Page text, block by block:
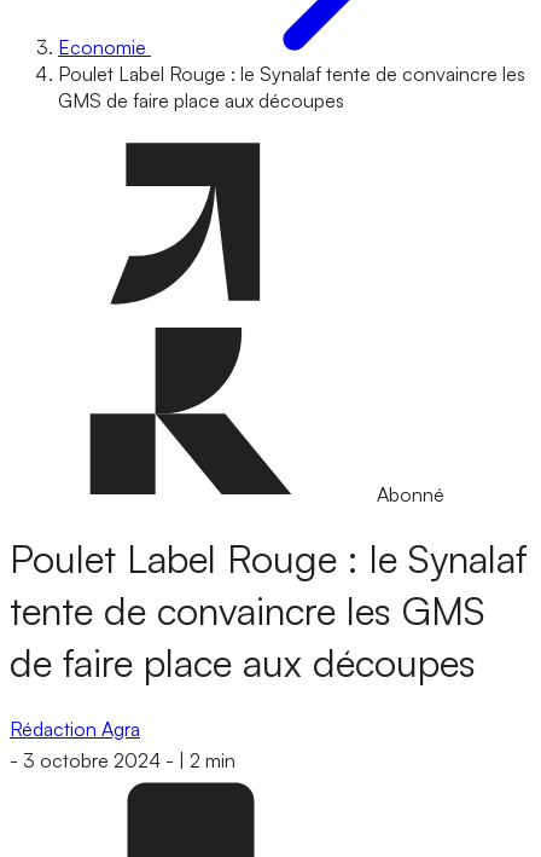
Economie
Poulet Label Rouge : le Synalaf tente de convaincre les
GMS de faire place aux découpes
Abonné
Poulet Label Rouge : le Synalaf
tente de convaincre les GMS
de faire place aux découpes
Rédaction Agra
- 3 octobre 2024 - 2 min